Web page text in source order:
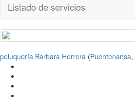
Listado de servicios
peluquería Barbara Herrera (Puentenansa,